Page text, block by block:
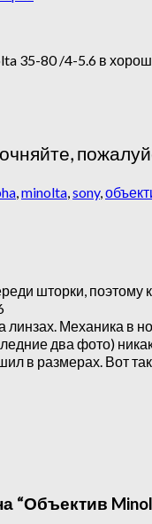
35-80 /4-5.6 в
,minolta,sony,
шторки, поэтому
линзах. Механика в
два фото)
в размерах. Вот
“Объектив